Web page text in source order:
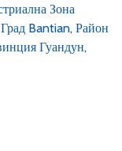
Зона
Bantian, Район
Гуандун,